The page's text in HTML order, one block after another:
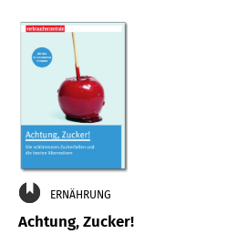
ERNÄHRUNG
Achtung, Zucker!